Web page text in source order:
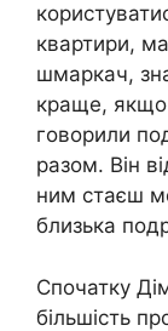
квартири,
шмаркач,
краще, якщо
говорили
разом. Він
ним стаєш
близька
Спочатку
більшість